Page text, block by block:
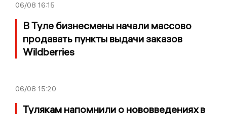
06/08 16:15
В Туле бизнесмены начали массово
продавать пункты выдачи заказов
Wildberries
06/08 15:20
Тулякам напомнили о нововведениях в